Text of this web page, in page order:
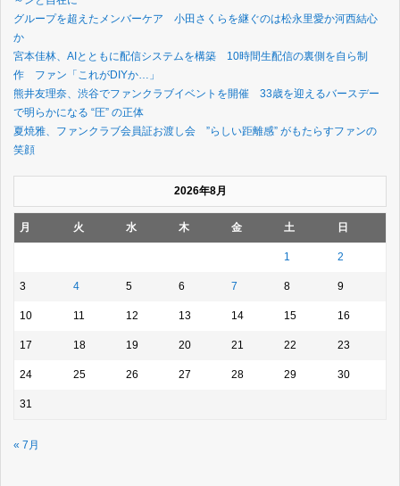
グループを超えたメンバーケア 小田さくらを継ぐのは松永里愛か河西結心
か
宮本佳林、AIとともに配信システムを構築 10時間生配信の裏側を自ら制
作 ファン「これがDIYか…」
熊井友理奈、渋谷でファンクラブイベントを開催 33歳を迎えるバースデー
で明らかになる “圧” の正体
夏焼雅、ファンクラブ会員証お渡し会 ”らしい距離感” がもたらすファンの
笑顔
2026年8月
月 火 水 木 金 土 日
1 2
3 4 5 6 7 8 9
10 11 12 13 14 15 16
17 18 19 20 21 22 23
24 25 26 27 28 29 30
31
« 7月